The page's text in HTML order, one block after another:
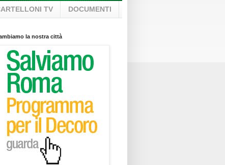
TV DOCUMENTI
la nostra città